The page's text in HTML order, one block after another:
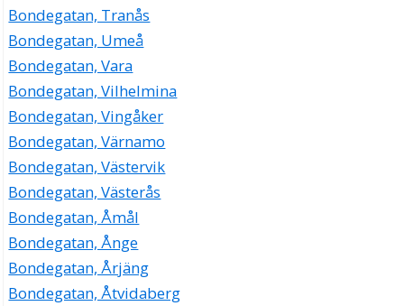
Bondegatan, Tranås
Bondegatan, Umeå
Bondegatan, Vara
Bondegatan, Vilhelmina
Bondegatan, Vingåker
Bondegatan, Värnamo
Bondegatan, Västervik
Bondegatan, Västerås
Bondegatan, Åmål
Bondegatan, Ånge
Bondegatan, Årjäng
Bondegatan, Åtvidaberg